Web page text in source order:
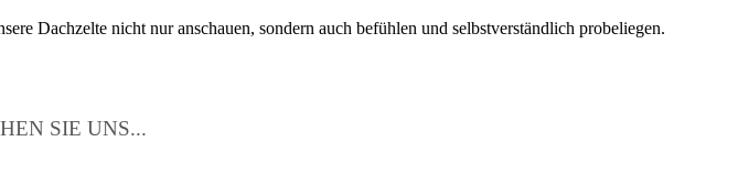
Dachzelte nicht nur anschauen, sondern auch befühlen und selbstverständlich probeliegen.
SIE UNS...